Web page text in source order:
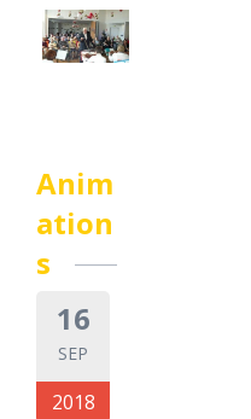
Anim
ation
s
16
SEP
2018